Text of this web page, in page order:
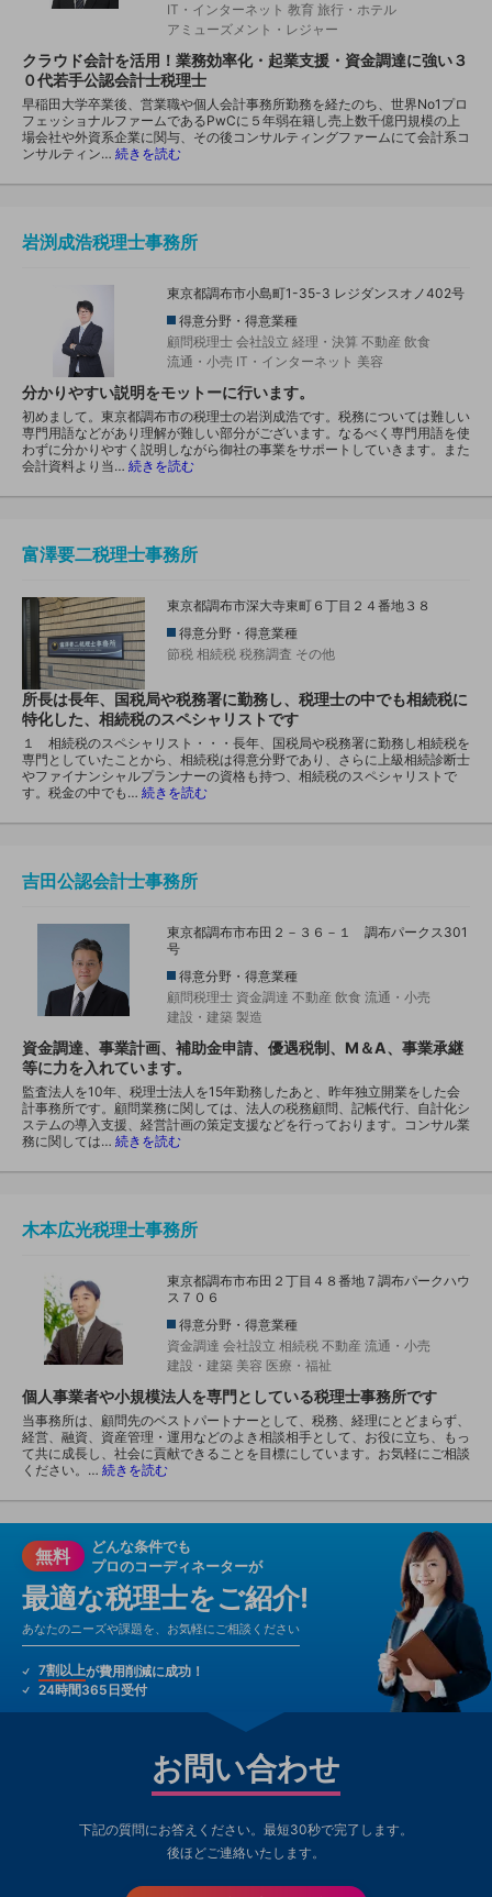
IT・インターネット 教育 旅行・ホテル
アミューズメント・レジャー
クラウド会計を活用！業務効率化・起業支援・資金調達に強い３
０代若手公認会計士税理士
早稲田大学卒業後、営業職や個人会計事務所勤務を経たのち、世界No1プロ
フェッショナルファームであるPwCに５年弱在籍し売上数千億円規模の上
場会社や外資系企業に関与、その後コンサルティングファームにて会計系コ
ンサルティン… 続きを読む
岩渕成浩税理士事務所
東京都調布市小島町1-35-3 レジダンスオノ402号
得意分野・得意業種
顧問税理士 会社設立 経理・決算 不動産 飲食
流通・小売 IT・インターネット 美容
分かりやすい説明をモットーに行います。
初めまして。東京都調布市の税理士の岩渕成浩です。税務については難しい
専門用語などがあり理解が難しい部分がございます。なるべく専門用語を使
わずに分かりやすく説明しながら御社の事業をサポートしていきます。また
会計資料より当… 続きを読む
富澤要二税理士事務所
東京都調布市深大寺東町６丁目２４番地３８
得意分野・得意業種
節税 相続税 税務調査 その他
所長は長年、国税局や税務署に勤務し、税理士の中でも相続税に
特化した、相続税のスペシャリストです
１ 相続税のスペシャリスト・・・長年、国税局や税務署に勤務し相続税を
専門としていたことから、相続税は得意分野であり、さらに上級相続診断士
やファイナンシャルプランナーの資格も持つ、相続税のスペシャリストで
す。税金の中でも… 続きを読む
吉田公認会計士事務所
東京都調布市布田２－３６－１ 調布パークス301
号
得意分野・得意業種
顧問税理士 資金調達 不動産 飲食 流通・小売
建設・建築 製造
資金調達、事業計画、補助金申請、優遇税制、M＆A、事業承継
等に力を入れています。
監査法人を10年、税理士法人を15年勤務したあと、昨年独立開業をした会
計事務所です。顧問業務に関しては、法人の税務顧問、記帳代行、自計化シ
ステムの導入支援、経営計画の策定支援などを行っております。コンサル業
務に関しては… 続きを読む
木本広光税理士事務所
東京都調布市布田２丁目４８番地７調布パークハウ
ス７０６
得意分野・得意業種
資金調達 会社設立 相続税 不動産 流通・小売
建設・建築 美容 医療・福祉
個人事業者や小規模法人を専門としている税理士事務所です
当事務所は、顧問先のベストパートナーとして、税務、経理にとどまらず、
経営、融資、資産管理・運用などのよき相談相手として、お役に立ち、もっ
て共に成長し、社会に貢献できることを目標にしています。お気軽にご相談
ください。… 続きを読む
無料
どんな条件でも
プロのコーディネーターが
最適な税理士をご紹介!
あなたのニーズや課題を、お気軽にご相談ください
7割以上が費用削減に成功！
24時間365日受付
お問い合わせ
下記の質問にお答えください。最短30秒で完了します。
後ほどご連絡いたします。